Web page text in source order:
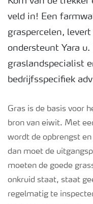
Webinars
veld in! Een
graspercelen,
ondersteunt Yara
graslandspecialist
bedrijfsspecifiek
Gras is de basis voor
bron van eiwit. Met
wordt de opbrengst
dan moet de
moeten de goede
onkruid staat, staat
regelmatig te